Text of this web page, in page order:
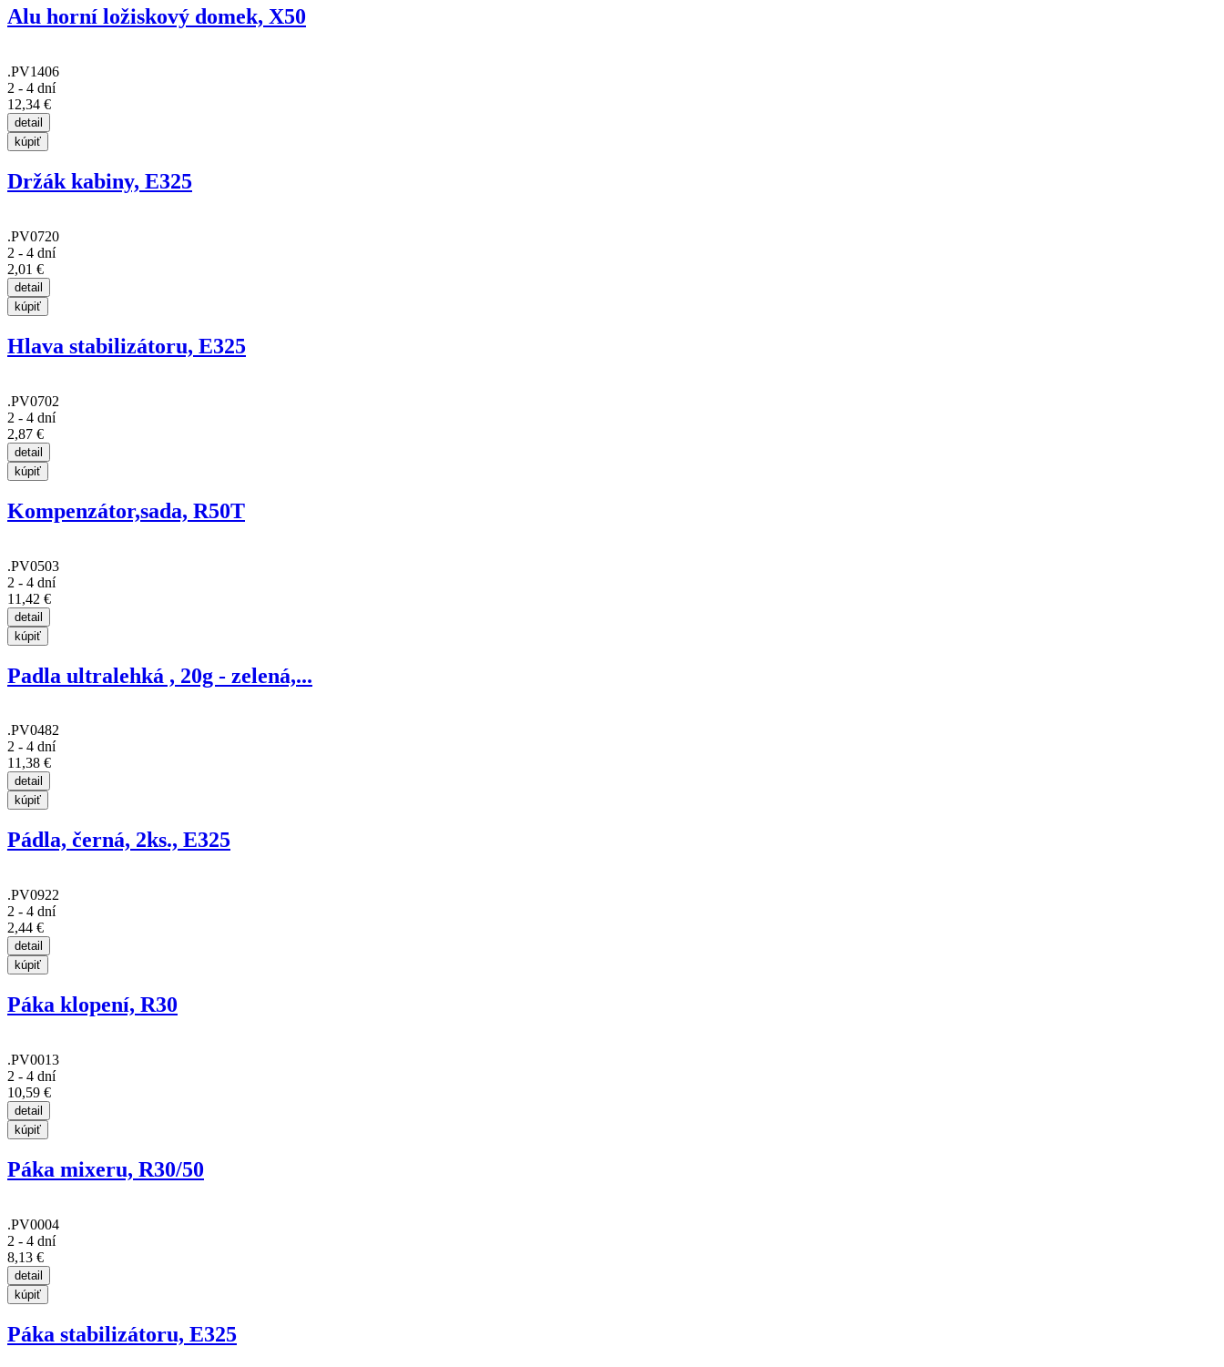
Alu horní ložiskový domek, X50
.PV1406
2 - 4 dní
12,34 €
Držák kabiny, E325
.PV0720
2 - 4 dní
2,01 €
Hlava stabilizátoru, E325
.PV0702
2 - 4 dní
2,87 €
Kompenzátor,sada, R50T
.PV0503
2 - 4 dní
11,42 €
Padla ultralehká , 20g - zelená,...
.PV0482
2 - 4 dní
11,38 €
Pádla, černá, 2ks., E325
.PV0922
2 - 4 dní
2,44 €
Páka klopení, R30
.PV0013
2 - 4 dní
10,59 €
Páka mixeru, R30/50
.PV0004
2 - 4 dní
8,13 €
Páka stabilizátoru, E325